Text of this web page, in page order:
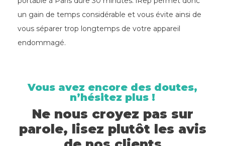
un gain de temps considérable et vous évite ainsi de
vous séparer trop longtemps de votre appareil
endommagé.
Vous avez encore des doutes,
n’hésitez plus !
Ne nous croyez pas sur
parole, lisez plutôt les avis